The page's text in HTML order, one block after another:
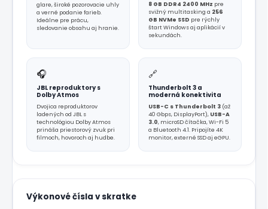
glare, široké pozorovacie uhly
a verné podanie farieb.
Ideálne pre prácu,
sledovanie obsahu aj hranie.
8 GB DDR4 2400 MHz pre
svižný multitasking a 256
GB NVMe SSD pre rýchly
štart Windows aj aplikácií v
sekundách.
🎧
JBL reproduktory s
Dolby Atmos
Dvojica reproduktorov
ladených od JBL s
technológiou Dolby Atmos
prináša priestorový zvuk pri
filmoch, hovoroch aj hudbe.
🔗
Thunderbolt 3 a
moderná konektivita
USB-C s Thunderbolt 3 (až
40 Gbps, DisplayPort), USB-A
3.0, microSD čítačka, Wi-Fi 5
a Bluetooth 4.1. Pripojíte 4K
monitor, externé SSD aj eGPU.
Výkonové čísla v skratke